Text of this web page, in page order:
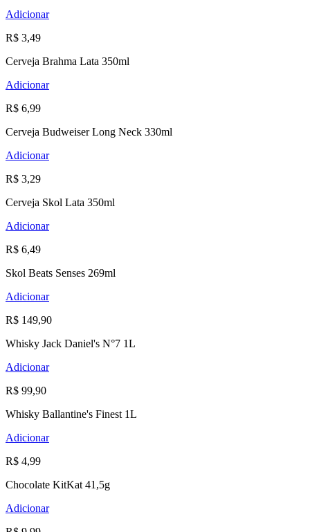
Adicionar
R$ 3,49
Cerveja Brahma Lata 350ml
Adicionar
R$ 6,99
Cerveja Budweiser Long Neck 330ml
Adicionar
R$ 3,29
Cerveja Skol Lata 350ml
Adicionar
R$ 6,49
Skol Beats Senses 269ml
Adicionar
R$ 149,90
Whisky Jack Daniel's N°7 1L
Adicionar
R$ 99,90
Whisky Ballantine's Finest 1L
Adicionar
R$ 4,99
Chocolate KitKat 41,5g
Adicionar